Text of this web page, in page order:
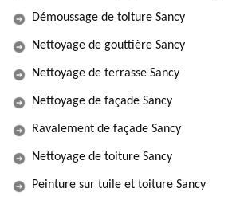
Démoussage de toiture Sancy
Nettoyage de gouttière Sancy
Nettoyage de terrasse Sancy
Nettoyage de façade Sancy
Ravalement de façade Sancy
Nettoyage de toiture Sancy
Peinture sur tuile et toiture Sancy